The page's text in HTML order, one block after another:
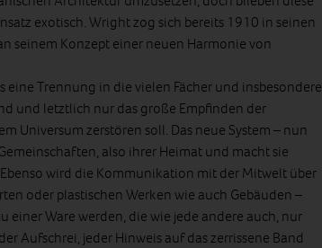
exotisch. Wright zog sich bereits 1910 in seinen
seinem Konzept einer neuen Harmonie von
eine Trennung in die vielen Fächer und insbesondere
und letztlich nur das große Empfinden der
Universum zerstören soll. Das neue System – nun
also ihrer Heimat und macht sie
wird die Kommunikation mit der Mitwelt über
oder plastischen Werken wie auch Gebäuden –
einer Ware werden, die wie jede andere auch, nur
Aufschrei, jeder Hinweis auf das zerrissene Band